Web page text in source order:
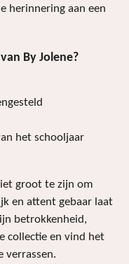
herinnering aan een
By Jolene?
het schooljaar
groot te zijn om
en attent gebaar laat
betrokkenheid,
collectie en vind het
verrassen.